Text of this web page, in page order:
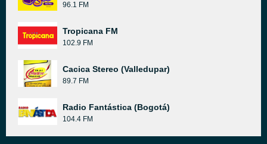
96.1 FM
Tropicana FM
102.9 FM
Cacica Stereo (Valledupar)
89.7 FM
Radio Fantástica (Bogotá)
104.4 FM